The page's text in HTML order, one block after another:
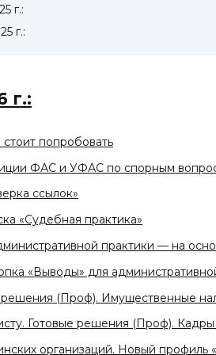
г.:
г.:
г.:
попробовать
ФАС и УФАС по спорным
ссылок»
«Судебная практика»
практики — на
«Выводы» для
решения (Проф). Имущественные
Готовые решения (Проф).
организаций. Новый профиль